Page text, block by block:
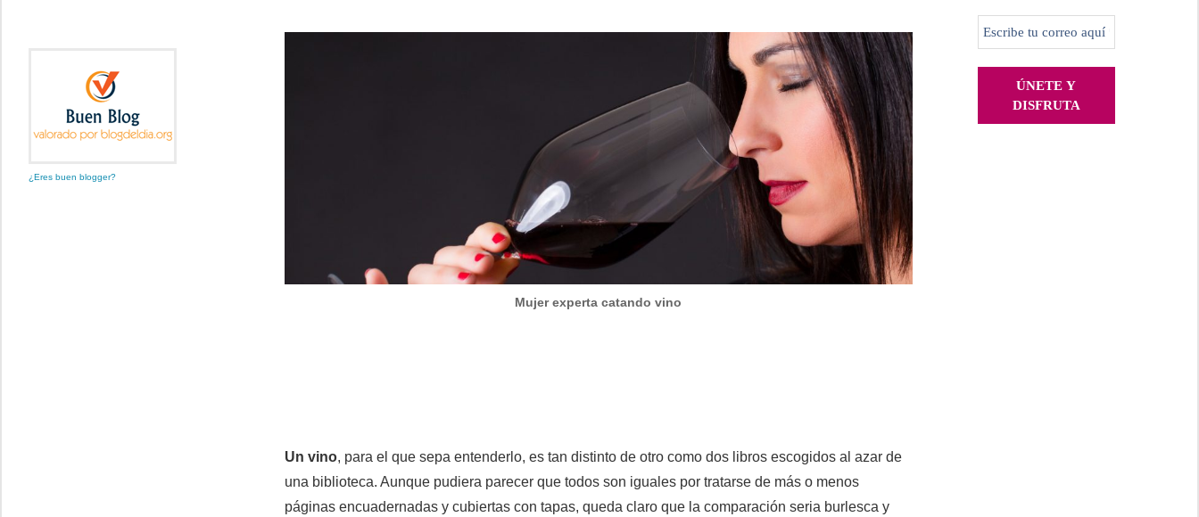
Mujer experta catando vino
Un vino, para el que sepa entenderlo, es tan distinto de otro como dos libros escogidos al azar de
una biblioteca. Aunque pudiera parecer que todos son iguales por tratarse de más o menos
páginas encuadernadas y cubiertas con tapas, queda claro que la comparación seria burlesca y
¿Eres buen blogger?